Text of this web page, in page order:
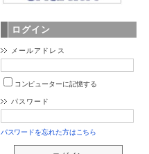
ログイン
メールアドレス
コンピューターに記憶する
パスワード
パスワードを忘れた方はこちら